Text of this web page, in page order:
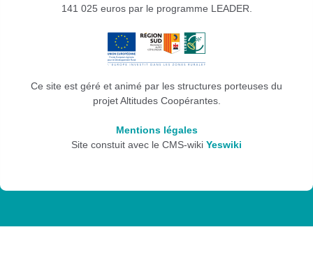
141 025 euros par le programme LEADER.
Ce site est géré et animé par les structures porteuses du
projet Altitudes Coopérantes.
Mentions légales
Site constuit avec le CMS-wiki Yeswiki